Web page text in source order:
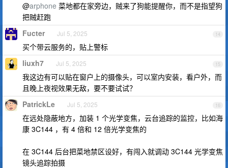
@arphone 菜地都在家旁边，贼来了狗能提醒你，而不是指望狗
把贼赶跑
14
Fucter Jul 5, 2025
买个带云服务的，贴上警标
15
liuxh7 Jul 5, 2025
我这边有可以贴在窗户上的摄像头，可以室内安装，看户外，而
且晚上夜视效果无敌，要不要试试？
16
PatrickLe Jul 5, 2025
在远处隐蔽地方，加装 1 个光学变焦，云台追踪的监控，比如海
康 3C144 ，有 4 倍和 12 倍光学变焦的
在 3C144 后台把菜地禁区设好，有闯入就调动 3C144 光学变焦
镜头追踪拍摄